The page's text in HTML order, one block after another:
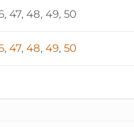
47, 48, 49, 50
,47,48,49,50